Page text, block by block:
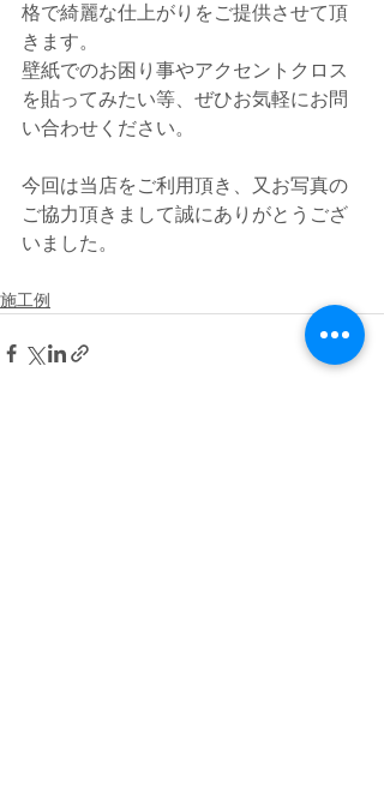
格で綺麗な仕上がりをご提供させて頂
きます。
壁紙でのお困り事やアクセントクロス
を貼ってみたい等、ぜひお気軽にお問
い合わせください。
今回は当店をご利用頂き、又お写真の
ご協力頂きまして誠にありがとうござ
いました。
施工例